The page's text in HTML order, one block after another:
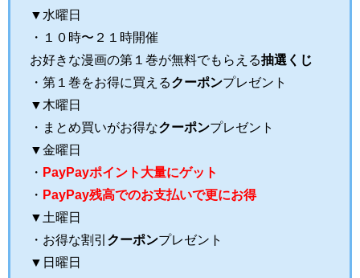
▼水曜日
・１０時〜２１時開催
お好きな漫画の第１巻が無料でもらえる抽選くじ
・第１巻をお得に買えるクーポンプレゼント
▼木曜日
・まとめ買いがお得なクーポンプレゼント
▼金曜日
・ PayPayポイント大量にゲット
・ PayPay残高でのお支払いで更にお得
▼土曜日
・お得な割引 クーポンプレゼント
▼日曜日